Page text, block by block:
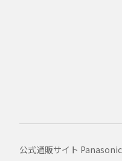
公式通販サイト